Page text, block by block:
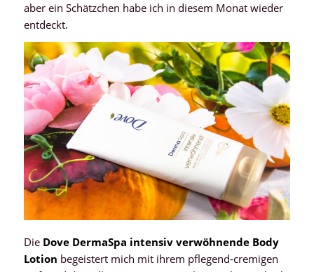
aber ein Schätzchen habe ich in diesem Monat wieder
entdeckt.
Die Dove DermaSpa intensiv verwöhnende Body
Lotion begeistert mich mit ihrem pflegend-cremigen